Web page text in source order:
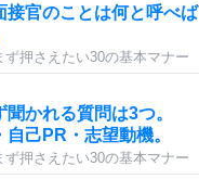
接官のことは何と呼べば
ず押さえたい30の基本マナー
かれる質問は3つ。
自己PR・志望動機。
ず押さえたい30の基本マナー